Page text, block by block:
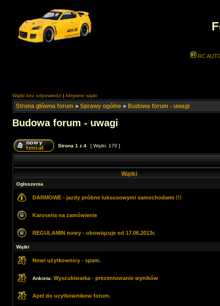
RC
Wątki bez odpowiedzi | Aktywne wątki
Strona główna forum » Sprawy ogólne » Budowa forum - uwagi
Budowa forum - uwagi
Strona 1 z 4 [ Wątki: 170 ]
Wątki
Ogłoszenia
DARMOWE - jazdy próbne luksusowymi samochodami !!!
Karoseria na zamówienie
REGULAMIN nowy - obowiązuje od 17.06.2013r.
Wątki
Nowi użytkownicy - spam.
Ankieta: Wyszukiwarka - prezentowanie wyników
Apel do uzytkownikow forum.